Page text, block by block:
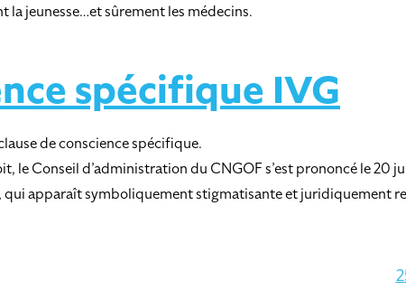
la jeunesse…et sûrement les médecins.
spécifique IVG
de conscience spécifique.
le Conseil d’administration du CNGOF s’est prononcé le 20
qui apparaît symboliquement stigmatisante et juridiquement